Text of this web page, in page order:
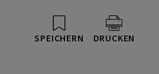
SPEICHERN DRUCKEN